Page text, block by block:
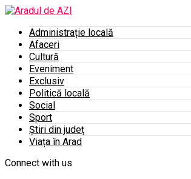
Administrație locală
Afaceri
Cultură
Eveniment
Exclusiv
Politică locală
Social
Sport
Știri din județ
Viața în Arad
Connect with us